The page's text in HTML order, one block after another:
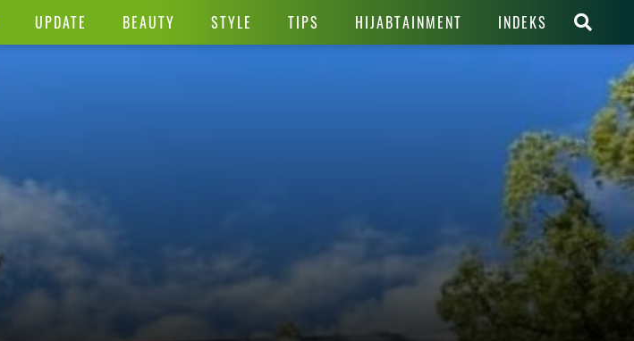
UPDATE BEAUTY STYLE TIPS HIJABTAINMENT INDEKS